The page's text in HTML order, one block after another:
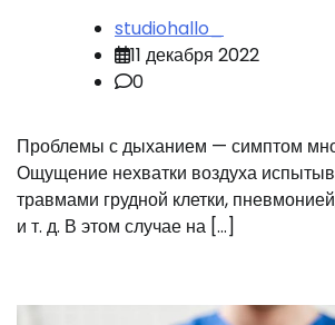
studiohallo_
11 декабря 2022
0
Проблемы с дыханием — симптом
Ощущение нехватки воздуха
травмами грудной клетки,
и т. д. В этом случае на […]